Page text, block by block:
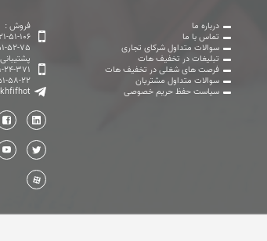
درباره ما
تماس با ما
سوالات متداول شرکای تجاری
تبلیغات در تخفیف هات
فرصت های شغلی در تخفیف هات
سوالات متداول مشتریان
سیاست حفظ حریم خصوصی
فروش :
51-106
52-75
24-371
58-22